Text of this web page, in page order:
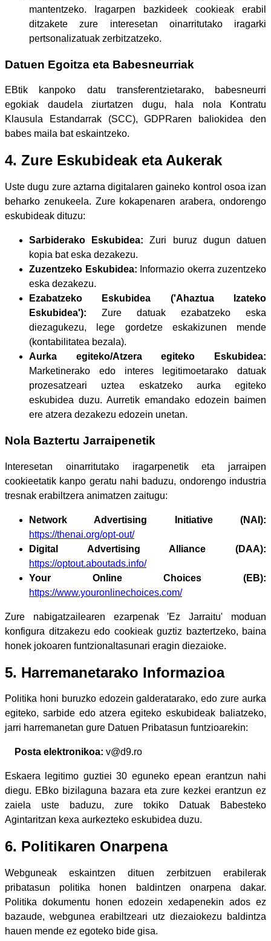
mantentzeko. Iragarpen bazkideek cookieak erabil
ditzakete zure interesetan oinarritutako iragarki
pertsonalizatuak zerbitzatzeko.
Datuen Egoitza eta Babesneurriak
EBtik kanpoko datu transferentzietarako, babesneurri
egokiak daudela ziurtatzen dugu, hala nola Kontratu
Klausula Estandarrak (SCC), GDPRaren baliokidea den
babes maila bat eskaintzeko.
4. Zure Eskubideak eta Aukerak
Uste dugu zure aztarna digitalaren gaineko kontrol osoa izan
beharko zenukeela. Zure kokapenaren arabera, ondorengo
eskubideak dituzu:
Sarbiderako Eskubidea: Zuri buruz dugun datuen
kopia bat eska dezakezu.
Zuzentzeko Eskubidea: Informazio okerra zuzentzeko
eska dezakezu.
Ezabatzeko Eskubidea ('Ahaztua Izateko
Eskubidea'): Zure datuak ezabatzeko eska
diezagukezu, lege gordetze eskakizunen mende
(kontabilitatea bezala).
Aurka egiteko/Atzera egiteko Eskubidea:
Marketinerako edo interes legitimoetarako datuak
prozesatzeari uztea eskatzeko aurka egiteko
eskubidea duzu. Aurretik emandako edozein baimen
ere atzera dezakezu edozein unetan.
Nola Baztertu Jarraipenetik
Interesetan oinarritutako iragarpenetik eta jarraipen
cookieetatik kanpo geratu nahi baduzu, ondorengo industria
tresnak erabiltzera animatzen zaitugu:
Network Advertising Initiative (NAI):
https://thenai.org/opt-out/
Digital Advertising Alliance (DAA):
https://optout.aboutads.info/
Your Online Choices (EB):
https://www.youronlinechoices.com/
Zure nabigatzailearen ezarpenak 'Ez Jarraitu' moduan
konfigura ditzakezu edo cookieak guztiz baztertzeko, baina
honek jokoaren funtzionaltasunari eragin diezaioke.
5. Harremanetarako Informazioa
Politika honi buruzko edozein galderatarako, edo zure aurka
egiteko, sarbide edo atzera egiteko eskubideak baliatzeko,
jarri harremanetan gure Datuen Pribatasun funtzioarekin:
Posta elektronikoa: v@d9.ro
Eskaera legitimo guztiei 30 eguneko epean erantzun nahi
diegu. EBko bizilaguna bazara eta zure kezkei erantzun ez
zaiela uste baduzu, zure tokiko Datuak Babesteko
Agintaritzan kexa aurkezteko eskubidea duzu.
6. Politikaren Onarpena
Webguneak eskaintzen dituen zerbitzuen erabilerak
pribatasun politika honen baldintzen onarpena dakar.
Politika dokumentu honen edozein xedapenekin ados ez
bazaude, webgunea erabiltzeari utz diezaiokezu baldintza
hauen mende ez egoteko bide gisa.